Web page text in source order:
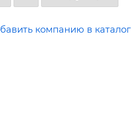
компанию в каталог